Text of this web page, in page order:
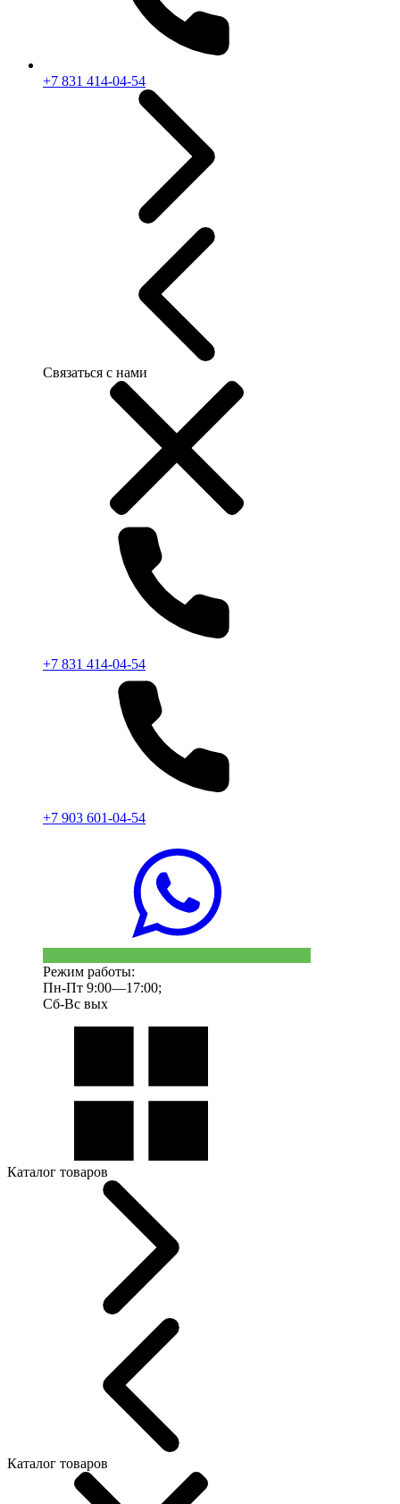
+7 831 414-04-54
Связаться с нами
+7 831 414-04-54
+7 903 601-04-54
Режим работы:
Пн-Пт 9:00—17:00;
Сб-Вс вых
Каталог товаров
Каталог товаров